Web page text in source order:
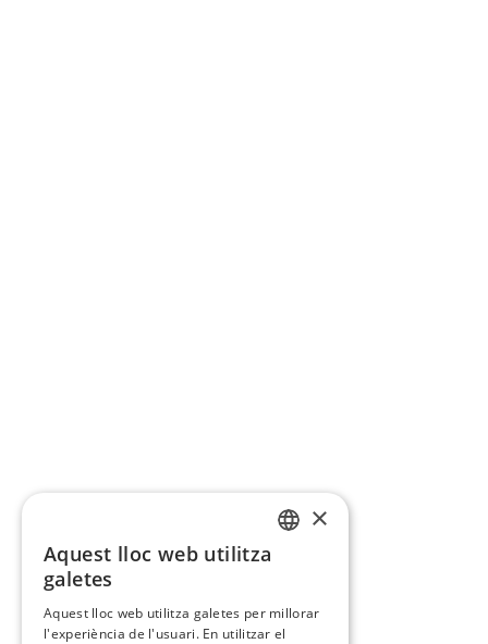
×
Aquest lloc web utilitza
galetes
Aquest lloc web utilitza galetes per millorar
l'experiència de l'usuari. En utilitzar el